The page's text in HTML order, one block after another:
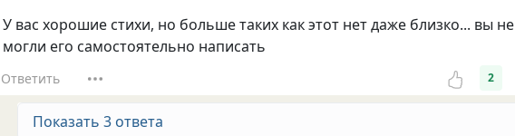
У вас хорошие стихи, но больше таких как этот нет даже близко... вы не
могли его самостоятельно написать
Ответить 2
Показать 3 ответа